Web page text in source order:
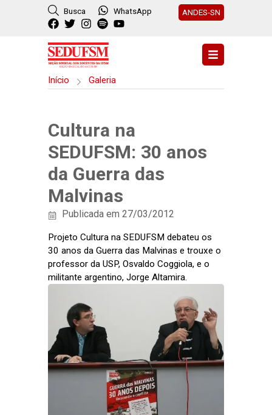
Busca WhatsApp ANDES-SN
Início Galeria
Cultura na
SEDUFSM: 30 anos
da Guerra das
Malvinas
Publicada em 27/03/2012
Projeto Cultura na SEDUFSM debateu os
30 anos da Guerra das Malvinas e trouxe o
professor da USP, Osvaldo Coggiola, e o
militante argentino, Jorge Altamira.